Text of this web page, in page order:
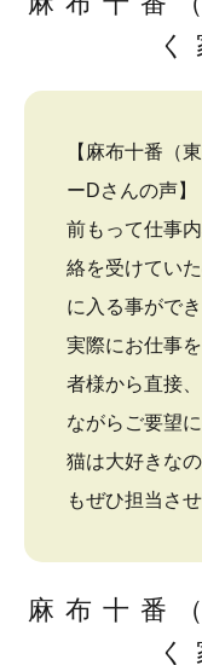
【麻布十番（
ーDさんの声】
前もって仕事
絡を受けてい
に入る事ができ
実際にお仕事
者様から直接
ながらご要望
猫は大好きな
もぜひ担当さ
麻布十番